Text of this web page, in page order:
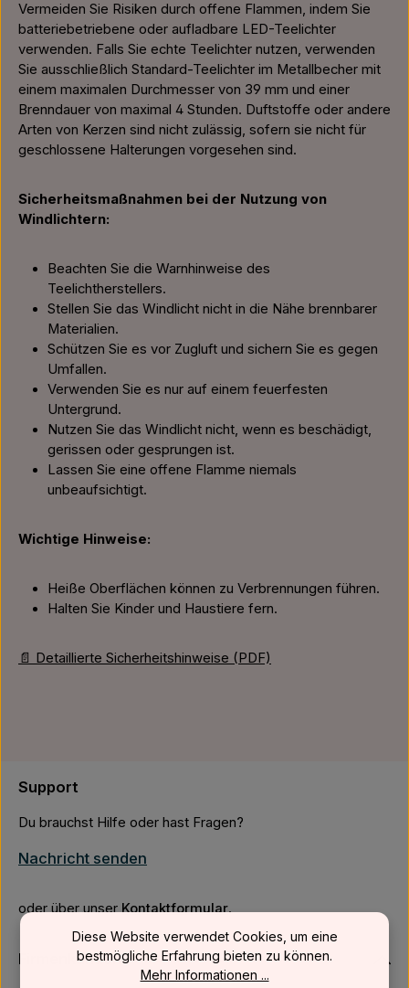
Vermeiden Sie Risiken durch offene Flammen, indem Sie
batteriebetriebene oder aufladbare LED-Teelichter
verwenden. Falls Sie echte Teelichter nutzen, verwenden
Sie ausschließlich Standard-Teelichter im Metallbecher mit
einem maximalen Durchmesser von 39 mm und einer
Brenndauer von maximal 4 Stunden. Duftstoffe oder andere
Arten von Kerzen sind nicht zulässig, sofern sie nicht für
geschlossene Halterungen vorgesehen sind.
Sicherheitsmaßnahmen bei der Nutzung von
Windlichtern:
Beachten Sie die Warnhinweise des
Teelichtherstellers.
Stellen Sie das Windlicht nicht in die Nähe brennbarer
Materialien.
Schützen Sie es vor Zugluft und sichern Sie es gegen
Umfallen.
Verwenden Sie es nur auf einem feuerfesten
Untergrund.
Nutzen Sie das Windlicht nicht, wenn es beschädigt,
gerissen oder gesprungen ist.
Lassen Sie eine offene Flamme niemals
unbeaufsichtigt.
Wichtige Hinweise:
Heiße Oberflächen können zu Verbrennungen führen.
Halten Sie Kinder und Haustiere fern.
📄 Detaillierte Sicherheitshinweise (PDF)
Support
Du brauchst Hilfe oder hast Fragen?
Nachricht senden
oder über unserKontaktformular.
Firmenkunden
Diese Website verwendet Cookies, um eine
bestmögliche Erfahrung bieten zu können.
Mehr Informationen ...